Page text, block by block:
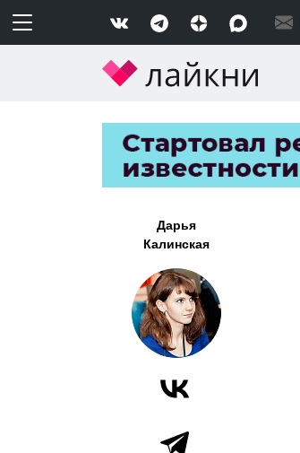
Дарья
Калинская